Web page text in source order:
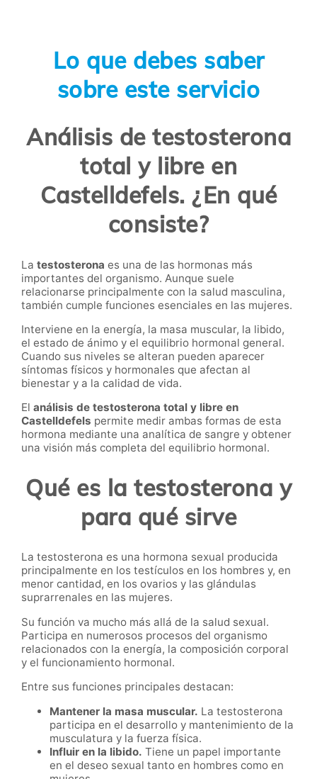
Lo que debes saber
sobre este servicio
Análisis de testosterona
total y libre en
Castelldefels. ¿En qué
consiste?
La testosterona es una de las hormonas más
importantes del organismo. Aunque suele
relacionarse principalmente con la salud masculina,
también cumple funciones esenciales en las mujeres.
Interviene en la energía, la masa muscular, la libido,
el estado de ánimo y el equilibrio hormonal general.
Cuando sus niveles se alteran pueden aparecer
síntomas físicos y hormonales que afectan al
bienestar y a la calidad de vida.
El análisis de testosterona total y libre en
Castelldefels permite medir ambas formas de esta
hormona mediante una analítica de sangre y obtener
una visión más completa del equilibrio hormonal.
Qué es la testosterona y
para qué sirve
La testosterona es una hormona sexual producida
principalmente en los testículos en los hombres y, en
menor cantidad, en los ovarios y las glándulas
suprarrenales en las mujeres.
Su función va mucho más allá de la salud sexual.
Participa en numerosos procesos del organismo
relacionados con la energía, la composición corporal
y el funcionamiento hormonal.
Entre sus funciones principales destacan:
Mantener la masa muscular. La testosterona
participa en el desarrollo y mantenimiento de la
musculatura y la fuerza física.
Influir en la libido. Tiene un papel importante
en el deseo sexual tanto en hombres como en